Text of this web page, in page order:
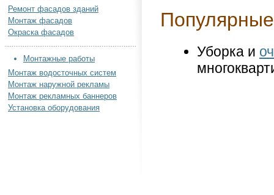
Ремонт фасадов зданий
Монтаж фасадов
Окраска фасадов
Монтажные работы
Монтаж водосточных систем
Монтаж наружной рекламы
Монтаж рекламных баннеров
Установка оборудования
Уборка и